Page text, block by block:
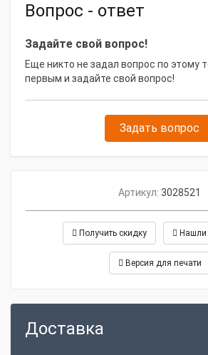
Вопрос - ответ
Задайте свой вопрос!
Еще никто не задал вопрос по этому
первым и задайте свой вопрос!
Задать вопрос
Артикул: 3028521
Получить скидку Нашли
Версия для печати
Доставка